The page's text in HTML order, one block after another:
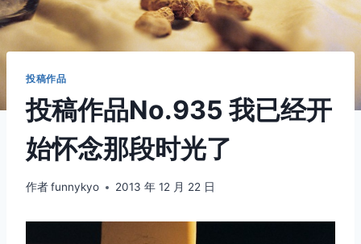
投稿作品
投稿作品No.935 我已经开
始怀念那段时光了
作者funnykyo 2013 年 12 月 22 日